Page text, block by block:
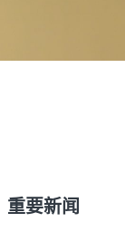
重要新闻